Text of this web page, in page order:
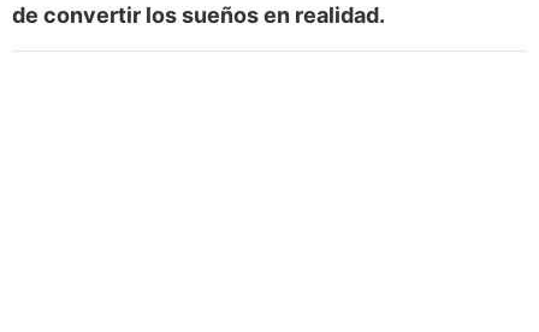
de convertir los sueños en realidad.